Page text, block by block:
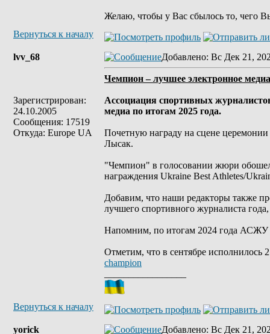
Желаю, чтобы у Вас сбылось то, чего
Вернуться к началу
lvv_68
Зарегистрирован:
24.10.2005
Сообщения: 17519
Откуда: Europe UA
Добавлено: Вс Дек 21,
Чемпион – лучшее электронное
Ассоциация спортивных
медиа по итогам 2025 года.
Почетную награду на сцене
Лысак.
"Чемпион" в голосовании жюри
награждения Ukraine Best Athletes/
Добавим, что наши редакторы также
лучшего спортивного журналиста
Напомним, по итогам 2024 года АСЖУ
Отметим, что в сентябре исполнилось
champion
Вернуться к началу
yorick Добавлено: Вс Дек 21,